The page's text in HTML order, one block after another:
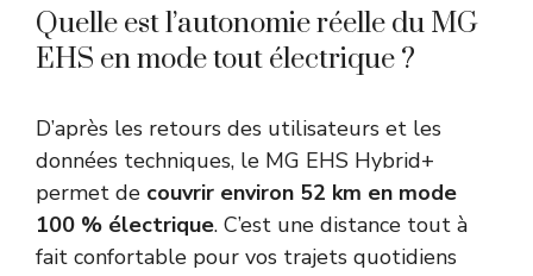
Quelle est l’autonomie réelle du MG
EHS en mode tout électrique ?
D’après les retours des utilisateurs et les
données techniques, le MG EHS Hybrid+
permet de couvrir environ 52 km en mode
100 % électrique. C’est une distance tout à
fait confortable pour vos trajets quotidiens